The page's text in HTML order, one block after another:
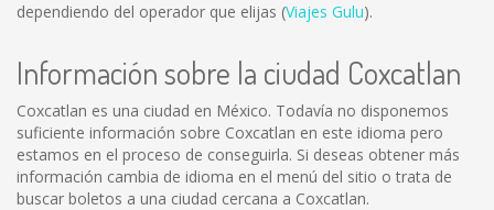
dependiendo del operador que elijas (Viajes Gulu).
Información sobre la ciudad Coxcatlan
Coxcatlan es una ciudad en México. Todavía no disponemos
suficiente información sobre Coxcatlan en este idioma pero
estamos en el proceso de conseguirla. Si deseas obtener más
información cambia de idioma en el menú del sitio o trata de
buscar boletos a una ciudad cercana a Coxcatlan.